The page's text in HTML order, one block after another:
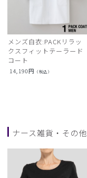
メンズ白衣:PACKリラッ
クスフィットテーラード
コート
14,190円 （税込）
ナース雑貨・その他